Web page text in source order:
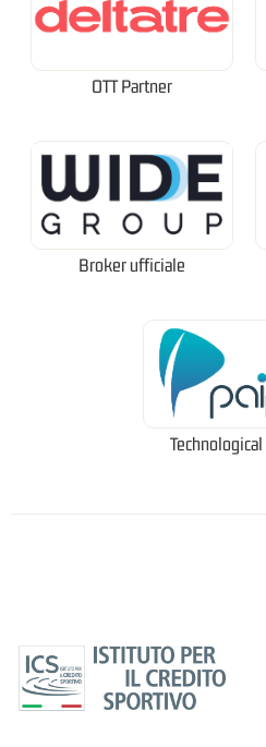
OTT Partner
Broker ufficiale